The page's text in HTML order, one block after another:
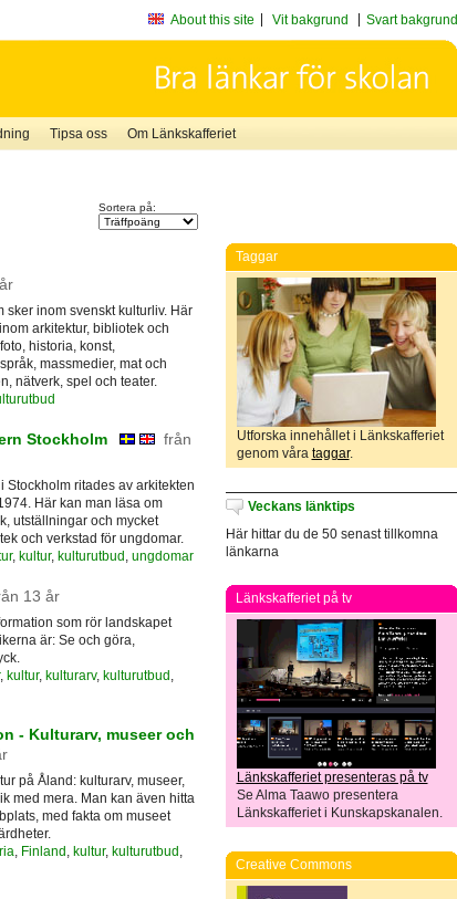
About this site Vit bakgrund Svart bakgrund
Tipsa oss Om Länkskafferiet
Sortera på:
sker inom svenskt kulturliv. Här
arkitektur, bibliotek och
historia, konst,
massmedier, mat och
nätverk, spel och teater.
Stockholm
från
Stockholm ritades av arkitekten
Här kan man läsa om
utställningar och mycket
och verkstad för ungdomar.
, kultur, kulturutbud , ungdomar
13 år
som rör landskapet
är: Se och göra,
, kultur, kulturarv, kulturutbud ,
- Kulturarv, museer och
på Åland: kulturarv, museer,
med mera. Man kan även hitta
med fakta om museet
, Finland, kultur, kulturutbud,
Taggar
Utforska innehållet i Länkskafferiet
genom våra taggar.
Veckans länktips
Här hittar du de 50 senast tillkomna
länkarna
Länkskafferiet på tv
Länkskafferiet presenteras på tv
Se Alma Taawo presentera
Länkskafferiet i Kunskapskanalen.
Creative Commons